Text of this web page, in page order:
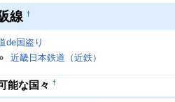
線 †
de国盗り
近畿日本鉄道（近鉄）
能な国々 †